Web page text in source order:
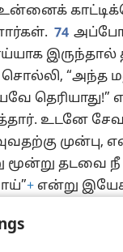
74
இருந்தால்
சொல்லி,
தெரியாது!”
உடனே
மூன்று தடவை நீ
+ என்று
போய்க்